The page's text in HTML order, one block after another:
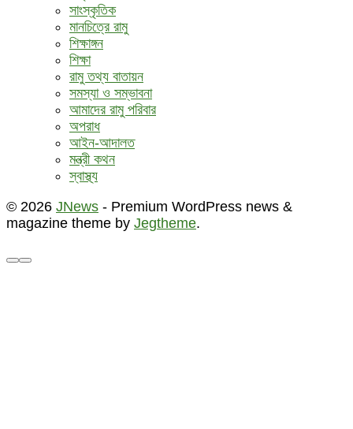
সাংস্কৃতিক
মানচিত্রে রামু
শিক্ষাঙ্গন
শিক্ষা
রামু তথ্য বাতায়ন
সমস্যা ও সম্ভাবনা
আমাদের রামু পরিবার
অপরাধ
আইন-আদালত
মন্ত্রী কথন
স্বাস্থ্য
© 2026 JNews - Premium WordPress news &
magazine theme by Jegtheme.